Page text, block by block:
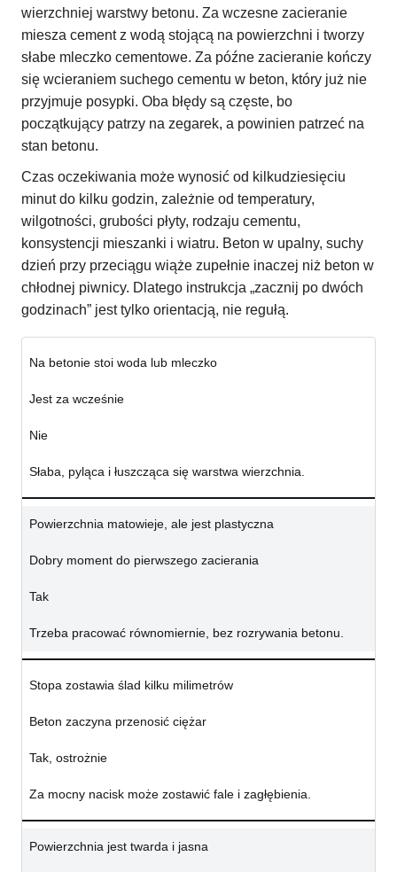
wierzchniej warstwy betonu. Za wczesne zacieranie
miesza cement z wodą stojącą na powierzchni i tworzy
słabe mleczko cementowe. Za późne zacieranie kończy
się wcieraniem suchego cementu w beton, który już nie
przyjmuje posypki. Oba błędy są częste, bo
początkujący patrzy na zegarek, a powinien patrzeć na
stan betonu.
Czas oczekiwania może wynosić od kilkudziesięciu
minut do kilku godzin, zależnie od temperatury,
wilgotności, grubości płyty, rodzaju cementu,
konsystencji mieszanki i wiatru. Beton w upalny, suchy
dzień przy przeciągu wiąże zupełnie inaczej niż beton w
chłodnej piwnicy. Dlatego instrukcja „zacznij po dwóch
godzinach” jest tylko orientacją, nie regułą.
Na betonie stoi woda lub mleczko
Jest za wcześnie
Nie
Słaba, pyląca i łuszcząca się warstwa wierzchnia.
Powierzchnia matowieje, ale jest plastyczna
Dobry moment do pierwszego zacierania
Tak
Trzeba pracować równomiernie, bez rozrywania betonu.
Stopa zostawia ślad kilku milimetrów
Beton zaczyna przenosić ciężar
Tak, ostrożnie
Za mocny nacisk może zostawić fale i zagłębienia.
Powierzchnia jest twarda i jasna